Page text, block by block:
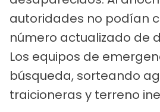
autoridades no podían
número actualizado de
Los equipos de
búsqueda, sorteando
traicioneras y terreno